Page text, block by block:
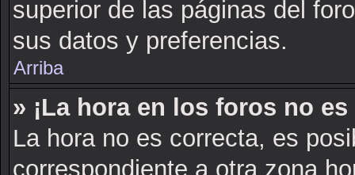
superior de las páginas del
sus datos y preferencias.
Arriba
» ¡La hora en los foros no
La hora no es correcta, es
correspondiente a otra zona